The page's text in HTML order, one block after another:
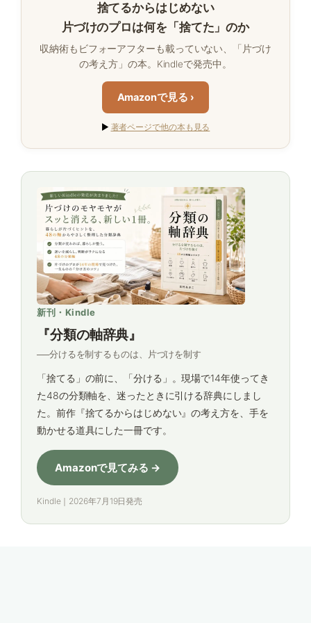
捨てるからはじめない
片づけのプロは何を「捨てた」のか
収納術もビフォーアフターも載っていない、「片づけ
の考え方」の本。Kindleで発売中。
Amazonで見る ›
▶ 著者ページで他の本も見る
新刊・Kindle
『分類の軸辞典』
──分けるを制するものは、片づけを制す
「捨てる」の前に、「分ける」。現場で14年使ってき
た48の分類軸を、迷ったときに引ける辞典にしまし
た。前作『捨てるからはじめない』の考え方を、手を
動かせる道具にした一冊です。
Amazonで見てみる →
Kindle｜2026年7月19日発売